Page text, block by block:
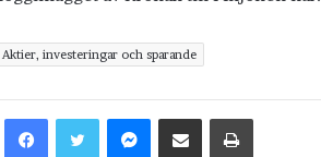
Aktier, investeringar och sparande
FacebookTwitterMessenger
Dela via e-post Skriv ut